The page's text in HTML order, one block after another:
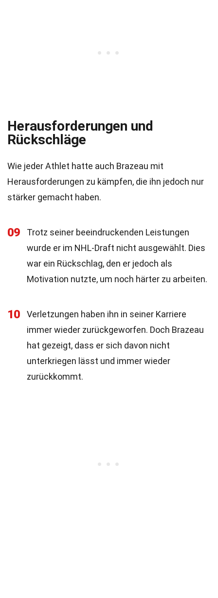
Herausforderungen und
Rückschläge
Wie jeder Athlet hatte auch Brazeau mit
Herausforderungen zu kämpfen, die ihn jedoch nur
stärker gemacht haben.
09
Trotz seiner beeindruckenden Leistungen
wurde er im NHL-Draft nicht ausgewählt. Dies
war ein Rückschlag, den er jedoch als
Motivation nutzte, um noch härter zu arbeiten.
10
Verletzungen haben ihn in seiner Karriere
immer wieder zurückgeworfen. Doch Brazeau
hat gezeigt, dass er sich davon nicht
unterkriegen lässt und immer wieder
zurückkommt.